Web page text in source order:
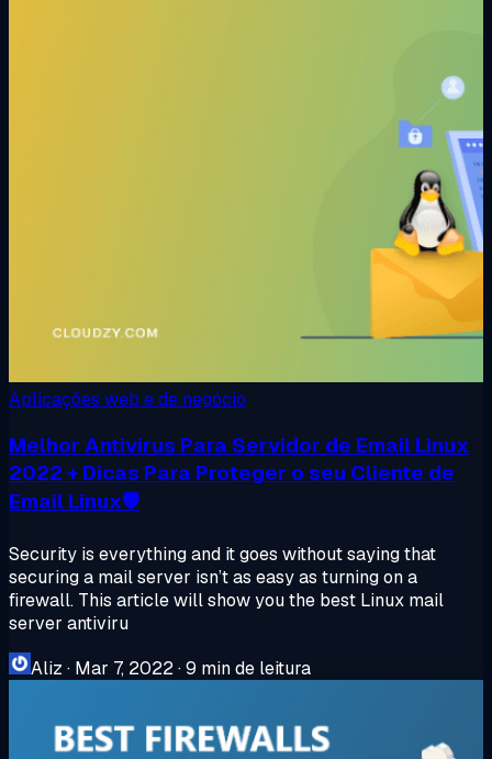
Aplicações web e de negócio
Melhor Antivírus Para Servidor de Email Linux
2022 + Dicas Para Proteger o seu Cliente de
Email Linux🛡️
Security is everything and it goes without saying that
securing a mail server isn’t as easy as turning on a
firewall. This article will show you the best Linux mail
server antiviru
Aliz · Mar 7, 2022·9 min de leitura